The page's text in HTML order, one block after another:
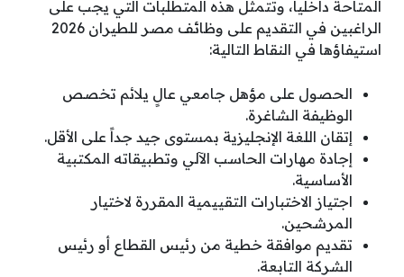
المتاحة داخلياً، وتتمثل هذه المتطلبات التي يجب على
الراغبين في التقديم على وظائف مصر للطيران 2026
استيفاؤها في النقاط التالية:
الحصول على مؤهل جامعي عالٍ يلائم تخصص
الوظيفة الشاغرة.
إتقان اللغة الإنجليزية بمستوى جيد جداً على الأقل.
إجادة مهارات الحاسب الآلي وتطبيقاته المكتبية
الأساسية.
اجتياز الاختبارات التقييمية المقررة لاختيار
المرشحين.
تقديم موافقة خطية من رئيس القطاع أو رئيس
الشركة التابعة.